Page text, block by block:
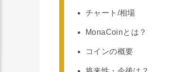
チャート/相場
MonaCoinとは？
コインの概要